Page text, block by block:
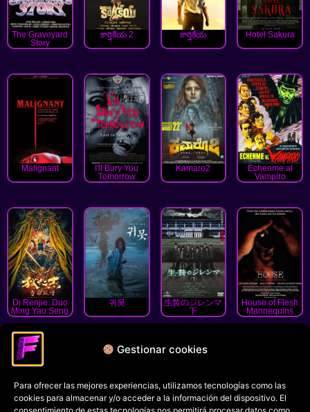
Gestionar cookies
Para ofrecer las mejores experiencias, utilizamos tecnologías como las
cookies para almacenar y/o acceder a la información del dispositivo. El
The Graveyard
Story
కార్తికేయ 2 కార్తికేయ Hotel Sakura
Malignant
I'll Bury You
Tomorrow
Kamaro2
Échenme al
Vampiro
Di Renjie: Duo
Ming Yao Seng
귀못
生贄のジレンマ
下
House of Flesh
Mannequins
« Anterior
»
Política de privacidad